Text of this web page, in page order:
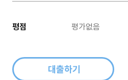
평점 평가없음
대출하기